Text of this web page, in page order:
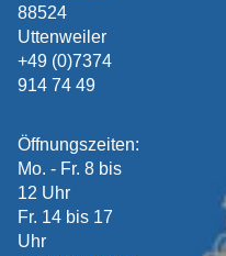
88524
Uttenweiler
+49 (0)7374
914 74 49
Öffnungszeiten:
Mo. - Fr. 8 bis
12 Uhr
Fr. 14 bis 17
Uhr